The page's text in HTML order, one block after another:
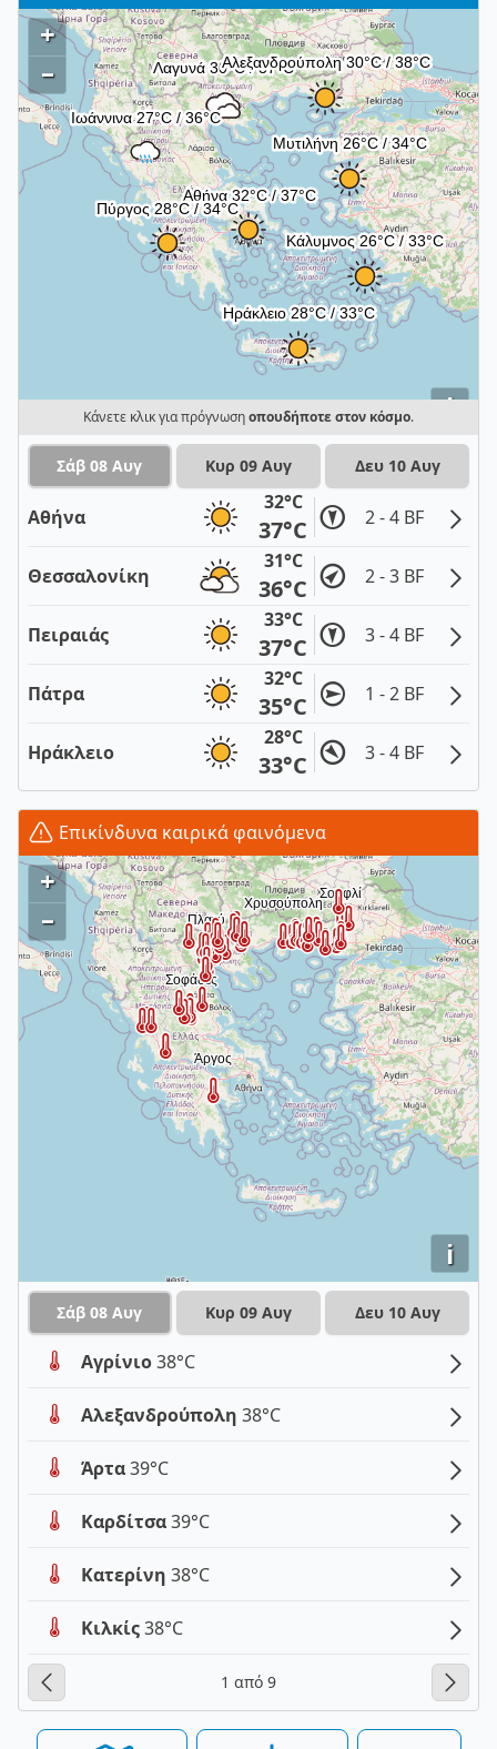
i
+
–
Κάνετε κλικ για πρόγνωσηοπουδήποτε στον κόσμο.
Σάβ 08 Αυγ Κυρ 09 Αυγ Δευ 10 Αυγ
Αθήνα
32°C
37°C 2 - 4 BF
Θεσσαλονίκη
31°C
36°C 2 - 3 BF
Πειραιάς
33°C
37°C 3 - 4 BF
Πάτρα
32°C
35°C 1 - 2 BF
Ηράκλειο
28°C
33°C 3 - 4 BF
Επικίνδυνα καιρικά φαινόμενα
i
+
–
Σάβ 08 Αυγ Κυρ 09 Αυγ Δευ 10 Αυγ
Αγρίνιο38°C
Αλεξανδρούπολη 38°C
Άρτα39°C
Καρδίτσα39°C
Κατερίνη 38°C
Κιλκίς38°C
1 από 9